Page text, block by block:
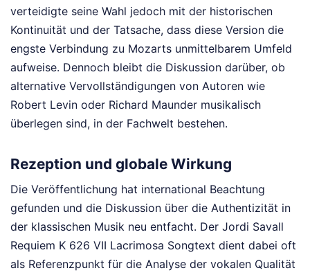
verteidigte seine Wahl jedoch mit der historischen
Kontinuität und der Tatsache, dass diese Version die
engste Verbindung zu Mozarts unmittelbarem Umfeld
aufweise. Dennoch bleibt die Diskussion darüber, ob
alternative Vervollständigungen von Autoren wie
Robert Levin oder Richard Maunder musikalisch
überlegen sind, in der Fachwelt bestehen.
Rezeption und globale Wirkung
Die Veröffentlichung hat international Beachtung
gefunden und die Diskussion über die Authentizität in
der klassischen Musik neu entfacht. Der Jordi Savall
Requiem K 626 VII Lacrimosa Songtext dient dabei oft
als Referenzpunkt für die Analyse der vokalen Qualität